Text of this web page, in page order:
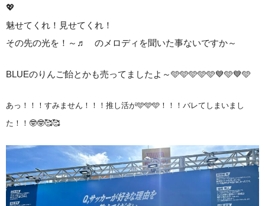
💖
魅せてくれ！見せてくれ！
その先の光を！～♬ のメロディを聞いた事ないですか～
BLUEのりんご飴とかも売ってましたよ～🩵🩵🩵🩵🩵💙🩵💙🩵
あっ！！！すみません！！！推し活が🩵🩵🩵！！！バレてしまいまし
た！！🤓🤓🥰🥰